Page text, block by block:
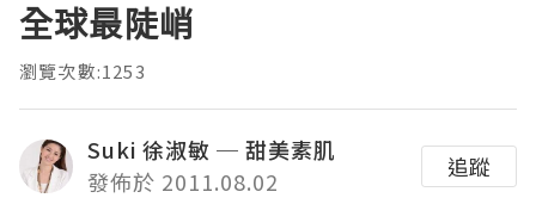
全球最陡峭
瀏覽次數:1253
Suki 徐淑敏 ─ 甜美素肌
發佈於 2011.08.02
追蹤